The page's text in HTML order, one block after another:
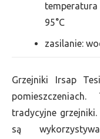
95°C
zasilanie:
Grzejniki Irsap
tradycyjne
są